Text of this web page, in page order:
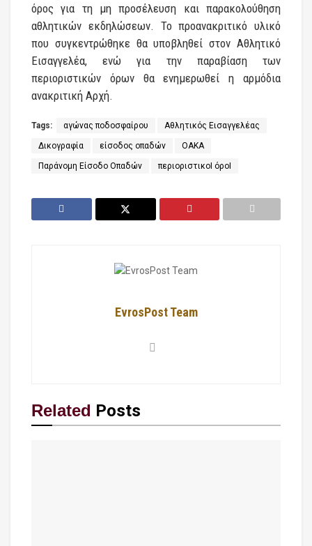
όρος για τη μη προσέλευση και παρακολούθηση
αθλητικών εκδηλώσεων. Το προανακριτικό υλικό
που συγκεντρώθηκε θα υποβληθεί στον Αθλητικό
Εισαγγελέα, ενώ για την παραβίαση των
περιοριστικών όρων θα ενημερωθεί η αρμόδια
ανακριτική Αρχή.
Tags: αγώνας ποδοσφαίρου Αθλητικός Εισαγγελέας
Δικογραφία είσοδος οπαδών ΟΑΚΑ
Παράνομη Είσοδο Οπαδών περιοριστικοΙ όροΙ
EvrosPost Team
Related Posts